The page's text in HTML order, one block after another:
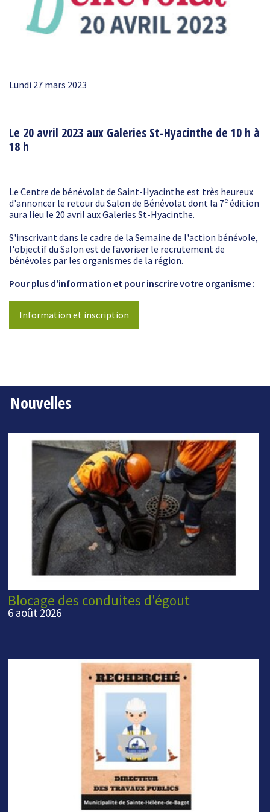
Lundi 27 mars 2023
Le 20 avril 2023 aux Galeries St-Hyacinthe de 10 h à
18 h
Le Centre de bénévolat de Saint-Hyacinthe est très heureux
d'annoncer le retour du Salon de Bénévolat dont la 7e édition
aura lieu le 20 avril aux Galeries St-Hyacinthe.
S'inscrivant dans le cadre de la Semaine de l'action bénévole,
l'objectif du Salon est de favoriser le recrutement de
bénévoles par les organismes de la région.
Pour plus d'information et pour inscrire votre organisme :
Information et inscription
Nouvelles
Blocage des conduites d'égout
6 août 2026